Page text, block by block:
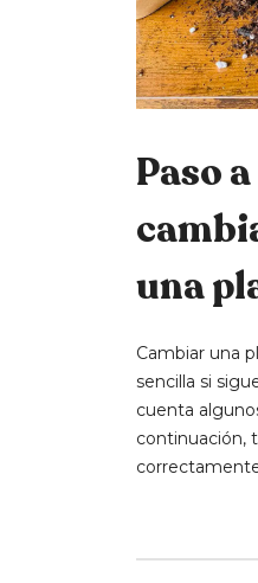
Paso
una
Cambiar una
sencilla si
cuenta
continuación,